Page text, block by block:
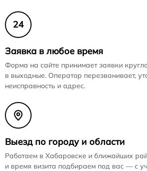
24
Заявка в любое время
Форма на сайте принимает заявки
в выходные. Оператор перезванивает,
неисправность и адрес.
Выезд по городу и области
Работаем в Хабаровске и ближайших
и время визита подбираем под вас — с